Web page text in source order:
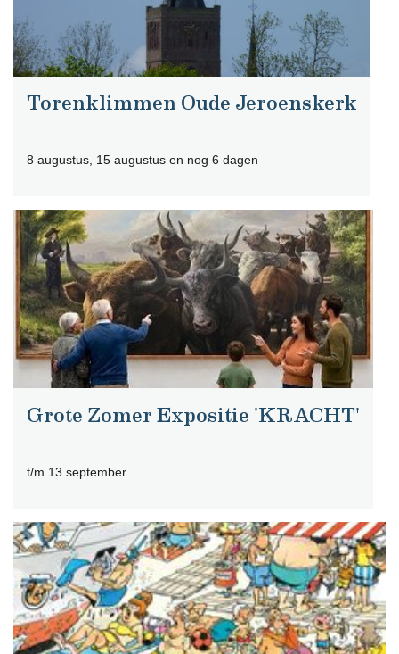
Torenklimmen Oude Jeroenskerk
8 augustus, 15 augustus en nog 6 dagen
Grote Zomer Expositie 'KRACHT'
t/m 13 september